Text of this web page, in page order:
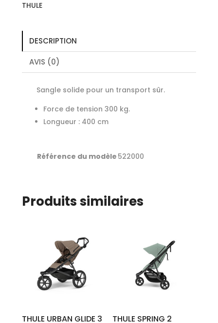
THULE
DESCRIPTION
AVIS (0)
Sangle solide pour un transport sûr.
Force de tension 300 kg.
Longueur : 400 cm
Référence du modèle 522000
Produits similaires
THULE URBAN GLIDE 3 THULE SPRING 2